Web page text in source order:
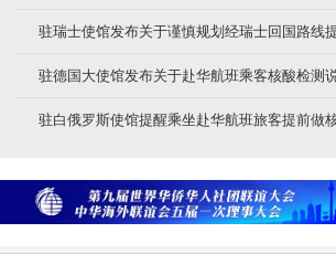
驻瑞士使馆发布关于谨慎规划经瑞士回国路线
驻德国大使馆发布关于赴华航班乘客核酸检测
驻白俄罗斯使馆提醒乘坐赴华航班旅客提前做